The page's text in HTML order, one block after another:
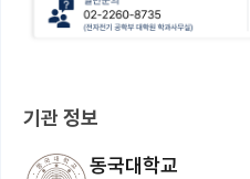
기관 정보
동국대학교